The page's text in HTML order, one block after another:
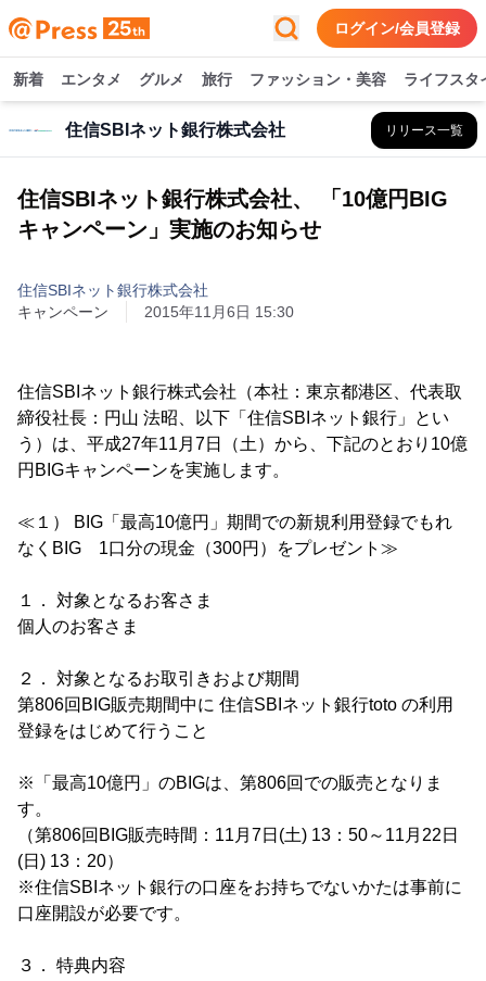
ログイン/会員登録
新着 エンタメ グルメ 旅行 ファッション・美容 ライフスタ
住信SBIネット銀行株式会社 リリース一覧
住信SBIネット銀行株式会社、 「10億円BIG
キャンペーン」実施のお知らせ
住信SBIネット銀行株式会社
キャンペーン
2015年11月6日 15:30
住信SBIネット銀行株式会社（本社：東京都港区、代表取
締役社長：円山 法昭、以下「住信SBIネット銀行」とい
う）は、平成27年11月7日（土）から、下記のとおり10億
円BIGキャンペーンを実施します。
≪１） BIG「最高10億円」期間での新規利用登録でもれ
なくBIG 1口分の現金（300円）をプレゼント≫
１． 対象となるお客さま
個人のお客さま
２． 対象となるお取引きおよび期間
第806回BIG販売期間中に 住信SBIネット銀行toto の利用
登録をはじめて行うこと
※「最高10億円」のBIGは、第806回での販売となりま
す。
（第806回BIG販売時間：11月7日(土) 13：50～11月22日
(日) 13：20）
※住信SBIネット銀行の口座をお持ちでないかたは事前に
口座開設が必要です。
３． 特典内容